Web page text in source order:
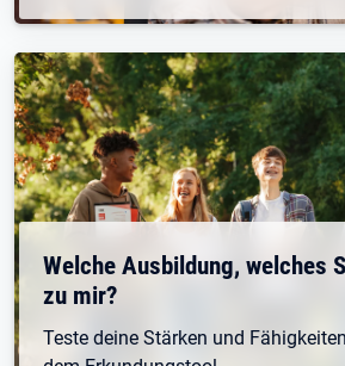
Welche Ausbildung, welches
zu mir?
Teste deine Stärken und